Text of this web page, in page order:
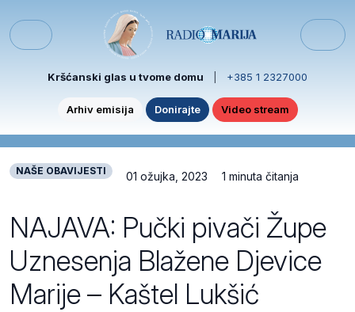
Menu
Kršćanski glas u tvome domu +385 1 2327000
Arhiv emisija Donirajte Video stream
NAŠE OBAVIJESTI 01 ožujka, 2023 1 minuta čitanja
NAJAVA: Pučki pivači Župe
Uznesenja Blažene Djevice
Marije – Kaštel Lukšić